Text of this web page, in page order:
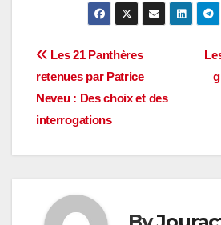
Navigation
de
l’article
Les 21 Panthères
retenues par Patrice
Neveu : Des choix et des
interrogations